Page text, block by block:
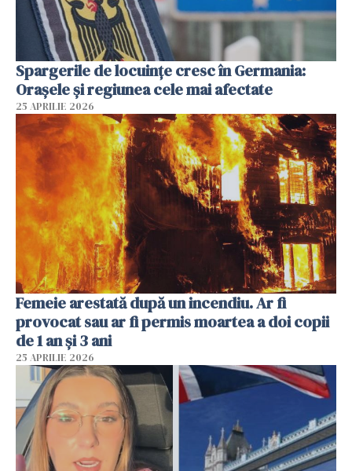
Spargerile de locuințe cresc în Germania:
Orașele și regiunea cele mai afectate
25 APRILIE 2026
Femeie arestată după un incendiu. Ar fi
provocat sau ar fi permis moartea a doi copii
de 1 an și 3 ani
25 APRILIE 2026